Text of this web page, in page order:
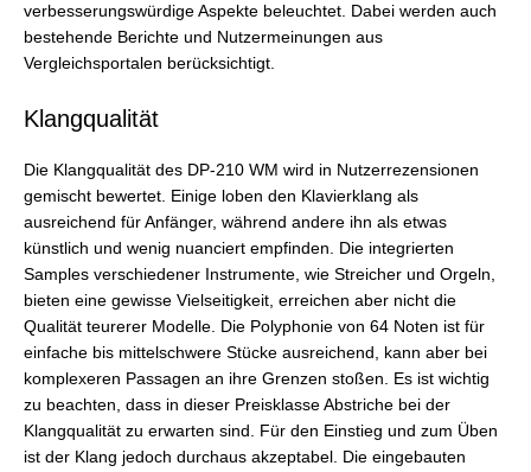
verbesserungswürdige Aspekte beleuchtet. Dabei werden auch
bestehende Berichte und Nutzermeinungen aus
Vergleichsportalen berücksichtigt.
Klangqualität
Die Klangqualität des DP-210 WM wird in Nutzerrezensionen
gemischt bewertet. Einige loben den Klavierklang als
ausreichend für Anfänger, während andere ihn als etwas
künstlich und wenig nuanciert empfinden. Die integrierten
Samples verschiedener Instrumente, wie Streicher und Orgeln,
bieten eine gewisse Vielseitigkeit, erreichen aber nicht die
Qualität teurerer Modelle. Die Polyphonie von 64 Noten ist für
einfache bis mittelschwere Stücke ausreichend, kann aber bei
komplexeren Passagen an ihre Grenzen stoßen. Es ist wichtig
zu beachten, dass in dieser Preisklasse Abstriche bei der
Klangqualität zu erwarten sind. Für den Einstieg und zum Üben
ist der Klang jedoch durchaus akzeptabel. Die eingebauten